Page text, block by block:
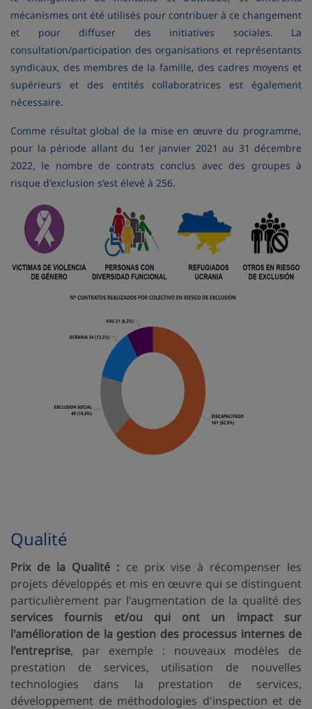
mécanismes ont été utilisés pour contribuer à ce changement
et pour diffuser des initiatives sociales. La
consultation/participation des organisations et représentants
syndicaux, des membres de la famille, des cadres moyens et
supérieurs et des entités collaboratrices est également
nécessaire.
Comme résultat global de la mise en œuvre du programme,
pour la période allant du 1er janvier 2021 au 31 décembre
2022, le nombre de contrats conclus avec des groupes à
risque d'exclusion s'est élevé à 256.
Qualité
Prix de la Qualité : ce prix vise à récompenser les
projets développés et mis en œuvre qui se distinguent
particulièrement par l'augmentation de la qualité des
services fournis et/ou qui ont un impact sur
l'amélioration de la gestion des processus internes de
l'entreprise, par exemple : nouveaux modèles de
prestation de services, utilisation de nouvelles
technologies dans la prestation de services,
développement de méthodologies d'inspection et de